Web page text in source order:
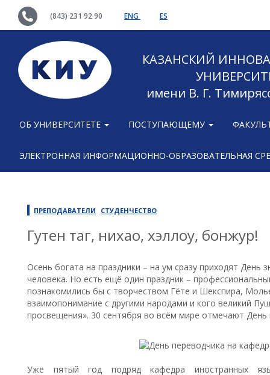
(843) 231 92 90 ENG ES
КАЗАНСКИЙ
имени В. Г.
ОБ УНИВЕРСИТЕТЕ ПОСТУПАЮЩЕМУ
ЭЛЕКТРОННАЯ ИНФОРМАЦИОННО-ОБРАЗОВАТЕЛЬНАЯ
ПРЕПОДАВАТЕЛИ СТУДЕНЧЕСТВО
Гутен таг, нихао, хэллоу, бонжур!
Осень богата на праздники – на ум сразу приходят День
человека. Но есть ещё один праздник –
познакомились бы с творчеством Гёте и Шекспира,
взаимопонимание с другими народами и кого великий
просвещения». 30 сентября во всём мире отмечают День
Уже пятый год подряд кафедра иностранных